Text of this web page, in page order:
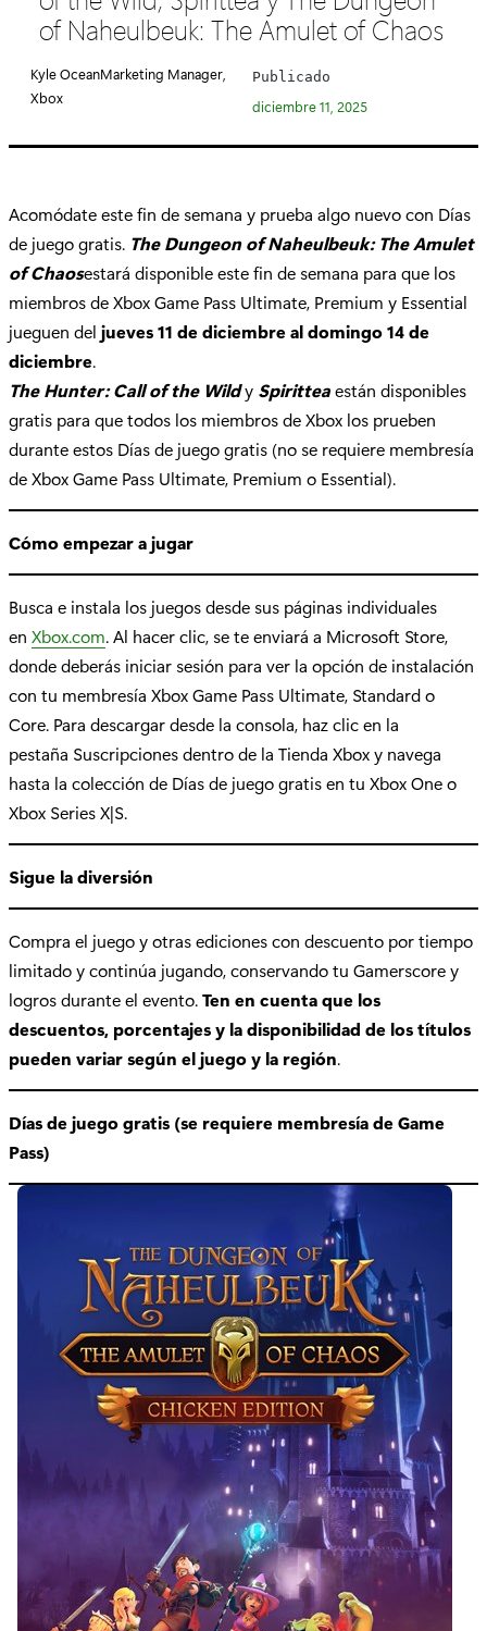
g
r
a
of Naheulbeuk: The Amulet of Chaos
Kyle OceanMarketing Manager,
Xbox
Publicado
diciembre 11, 2025
Acomódate este fin de semana y prueba algo nuevo con Días
de juego gratis. The Dungeon of Naheulbeuk: The Amulet
of Chaosestará disponible este fin de semana para que los
miembros de Xbox Game Pass Ultimate, Premium y Essential
jueguen del jueves 11 de diciembre al domingo 14 de
diciembre.
The Hunter: Call of the Wildy Spiritteaestán disponibles
gratis para que todos los miembros de Xbox los prueben
durante estos Días de juego gratis (no se requiere membresía
de Xbox Game Pass Ultimate, Premium o Essential).
Cómo empezar a jugar
Busca e instala los juegos desde sus páginas individuales
en Xbox.com. Al hacer clic, se te enviará a Microsoft Store,
donde deberás iniciar sesión para ver la opción de instalación
con tu membresía Xbox Game Pass Ultimate, Standard o
Core. Para descargar desde la consola, haz clic en la
pestaña Suscripciones dentro de la Tienda Xbox y navega
hasta la colección de Días de juego gratis en tu Xbox One o
Xbox Series X|S.
Sigue la diversión
Compra el juego y otras ediciones con descuento por tiempo
limitado y continúa jugando, conservando tu Gamerscore y
logros durante el evento.Ten en cuenta que los
descuentos, porcentajes y la disponibilidad de los títulos
pueden variar según el juego y la región.
Días de juego gratis (se requiere membresía de Game
Pass)